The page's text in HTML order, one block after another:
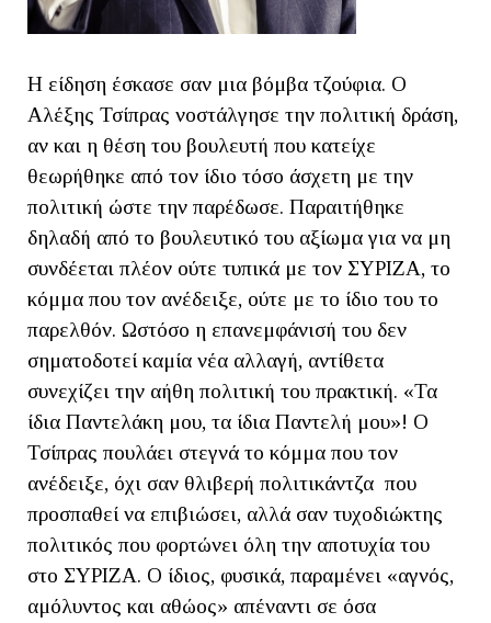
Η είδηση έσκασε σαν μια βόμβα τζούφια. Ο
Αλέξης Τσίπρας νοστάλγησε την πολιτική δράση,
αν και η θέση του βουλευτή που κατείχε
θεωρήθηκε από τον ίδιο τόσο άσχετη με την
πολιτική ώστε την παρέδωσε. Παραιτήθηκε
δηλαδή από το βουλευτικό του αξίωμα για να μη
συνδέεται πλέον ούτε τυπικά με τον ΣΥΡΙΖΑ, το
κόμμα που τον ανέδειξε, ούτε με το ίδιο του το
παρελθόν. Ωστόσο η επανεμφάνισή του δεν
σηματοδοτεί καμία νέα αλλαγή, αντίθετα
συνεχίζει την αήθη πολιτική του πρακτική. «Τα
ίδια Παντελάκη μου, τα ίδια Παντελή μου»! Ο
Τσίπρας πουλάει στεγνά το κόμμα που τον
ανέδειξε, όχι σαν θλιβερή πολιτικάντζα που
προσπαθεί να επιβιώσει, αλλά σαν τυχοδιώκτης
πολιτικός που φορτώνει όλη την αποτυχία του
στο ΣΥΡΙΖΑ. Ο ίδιος, φυσικά, παραμένει «αγνός,
αμόλυντος και αθώος» απέναντι σε όσα